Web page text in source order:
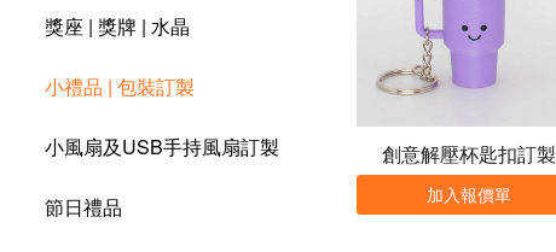
獎座 | 獎牌 | 水晶
小禮品 | 包裝訂製
小風扇及USB手持風扇訂製
節日禮品
創意解壓杯匙扣訂製
加入報價單